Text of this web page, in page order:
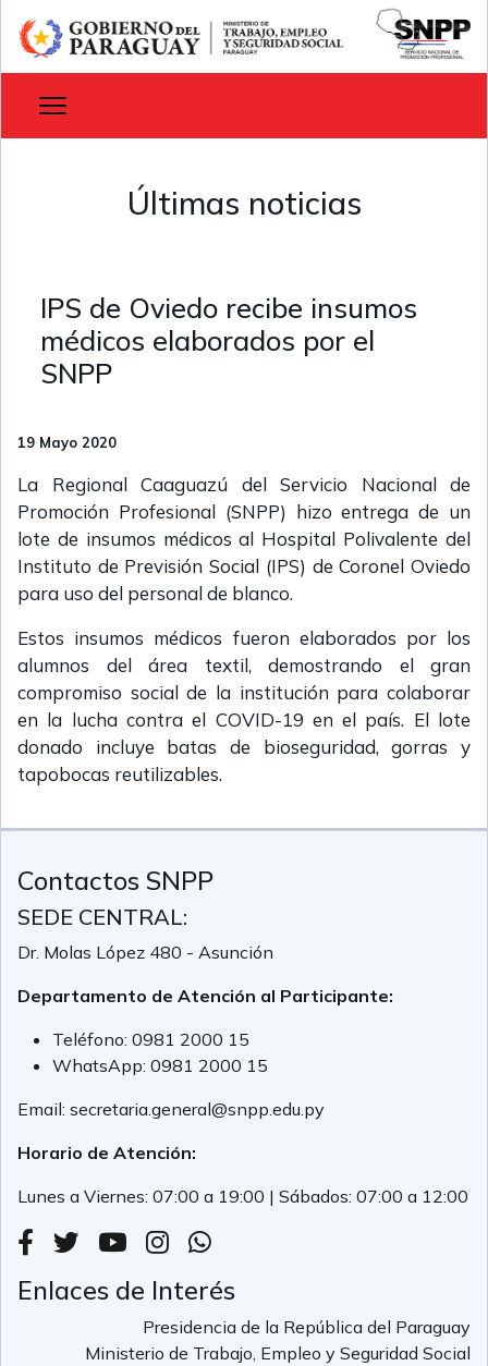
Últimas noticias
IPS de Oviedo recibe insumos
médicos elaborados por el
SNPP
19 Mayo 2020
La Regional Caaguazú del Servicio Nacional de
Promoción Profesional (SNPP) hizo entrega de un
lote de insumos médicos al Hospital Polivalente del
Instituto de Previsión Social (IPS) de Coronel Oviedo
para uso del personal de blanco.
Estos insumos médicos fueron elaborados por los
alumnos del área textil, demostrando el gran
compromiso social de la institución para colaborar
en la lucha contra el COVID-19 en el país. El lote
donado incluye batas de bioseguridad, gorras y
tapobocas reutilizables.
Contactos SNPP
SEDE CENTRAL:
Dr. Molas López 480 - Asunción
Departamento de Atención al Participante:
Teléfono: 0981 2000 15
WhatsApp: 0981 2000 15
Email: secretaria.general@snpp.edu.py
Horario de Atención:
Lunes a Viernes: 07:00 a 19:00 | Sábados: 07:00 a 12:00
Enlaces de Interés
Presidencia de la República del Paraguay
Ministerio de Trabajo, Empleo y Seguridad Social